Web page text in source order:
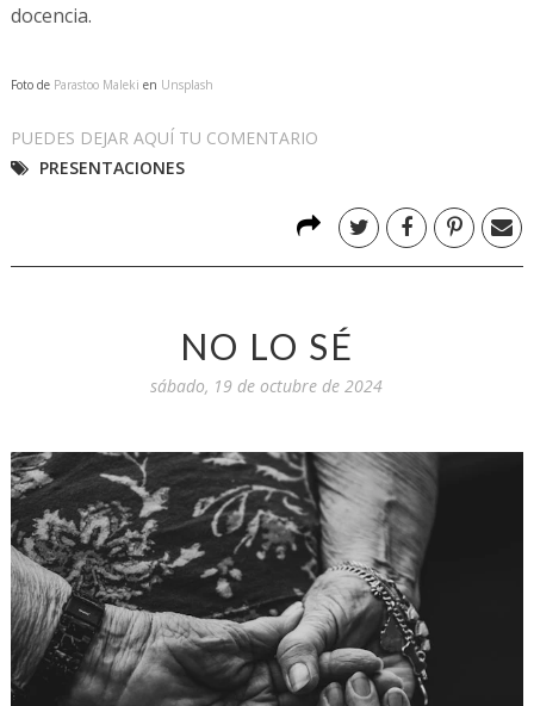
docencia.
Foto de Parastoo Maleki en Unsplash
PUEDES DEJAR AQUÍ TU COMENTARIO
PRESENTACIONES
NO LO SÉ
sábado, 19 de octubre de 2024